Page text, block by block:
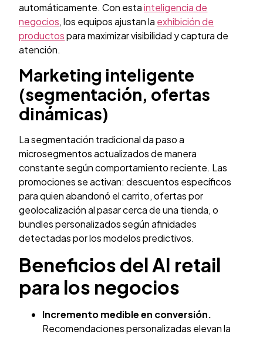
automáticamente. Con esta inteligencia de
negocios, los equipos ajustan la exhibición de
productospara maximizar visibilidad y captura de
atención.
Marketing inteligente
(segmentación, ofertas
dinámicas)
La segmentación tradicional da paso a
microsegmentos actualizados de manera
constante según comportamiento reciente. Las
promociones se activan: descuentos específicos
para quien abandonó el carrito, ofertas por
geolocalización al pasar cerca de una tienda, o
bundles personalizados según afinidades
detectadas por los modelos predictivos.
Beneficios del AI retail
para los negocios
Incremento medible en conversión.
Recomendaciones personalizadas elevan la